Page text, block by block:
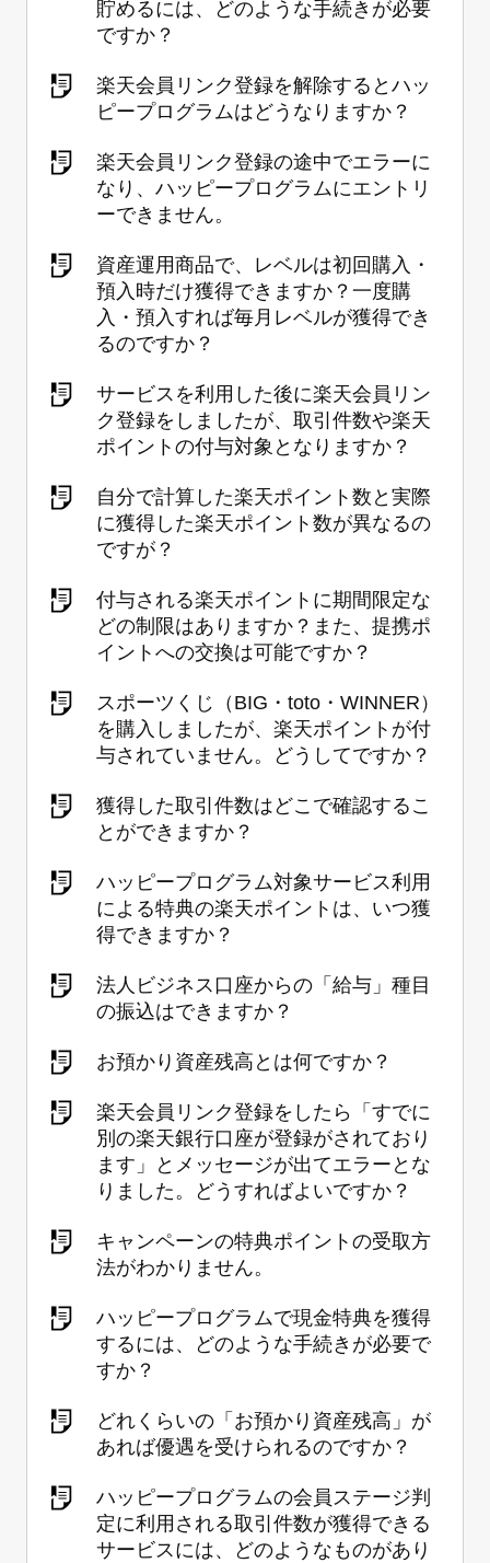
貯めるには、どのような手続きが必要
ですか？
楽天会員リンク登録を解除するとハッ
ピープログラムはどうなりますか？
楽天会員リンク登録の途中でエラーに
なり、ハッピープログラムにエントリ
ーできません。
資産運用商品で、レベルは初回購入・
預入時だけ獲得できますか？一度購
入・預入すれば毎月レベルが獲得でき
るのですか？
サービスを利用した後に楽天会員リン
ク登録をしましたが、取引件数や楽天
ポイントの付与対象となりますか？
自分で計算した楽天ポイント数と実際
に獲得した楽天ポイント数が異なるの
ですが？
付与される楽天ポイントに期間限定な
どの制限はありますか？また、提携ポ
イントへの交換は可能ですか？
スポーツくじ（BIG・toto・WINNER）
を購入しましたが、楽天ポイントが付
与されていません。どうしてですか？
獲得した取引件数はどこで確認するこ
とができますか？
ハッピープログラム対象サービス利用
による特典の楽天ポイントは、いつ獲
得できますか？
法人ビジネス口座からの「給与」種目
の振込はできますか？
お預かり資産残高とは何ですか？
楽天会員リンク登録をしたら「すでに
別の楽天銀行口座が登録がされており
ます」とメッセージが出てエラーとな
りました。どうすればよいですか？
キャンペーンの特典ポイントの受取方
法がわかりません。
ハッピープログラムで現金特典を獲得
するには、どのような手続きが必要で
すか？
どれくらいの「お預かり資産残高」が
あれば優遇を受けられるのですか？
ハッピープログラムの会員ステージ判
定に利用される取引件数が獲得できる
サービスには、どのようなものがあり